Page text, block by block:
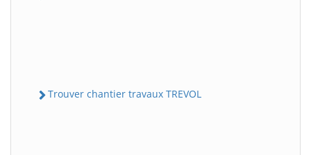
Trouver chantier travaux TREVOL